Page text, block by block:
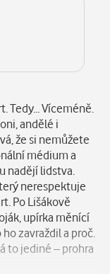
Tedy… Víceméně.
andělé i
že si nemůžete
médium a
nadějí lidstva.
nerespektuje
Po Lišákově
upírka měnící
zavraždil a proč.
to jediné – prohra